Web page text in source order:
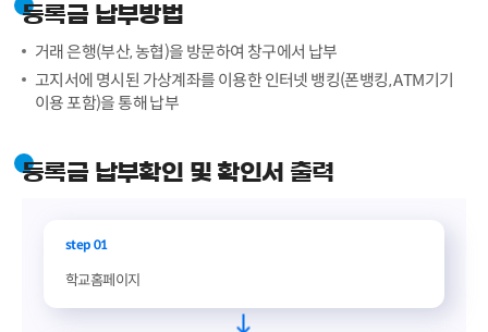
등록금 납부방법
거래 은행(부산, 농협)을 방문하여 창구에서 납부
고지서에 명시된 가상계좌를 이용한 인터넷 뱅킹(폰뱅킹, ATM기기
이용 포함)을 통해 납부
등록금 납부확인 및 확인서 출력
step 01
학교홈페이지